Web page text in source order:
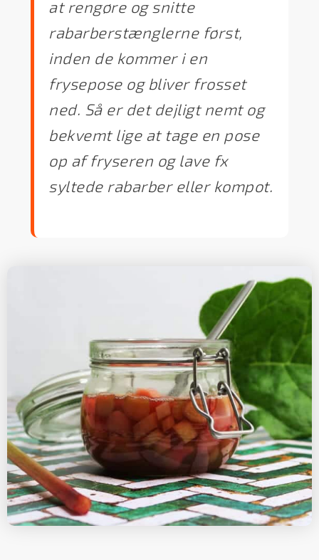
at rengøre og snitte
rabarberstænglerne først,
inden de kommer i en
frysepose og bliver frosset
ned. Så er det dejligt nemt og
bekvemt lige at tage en pose
op af fryseren og lave fx
syltede rabarber eller kompot.